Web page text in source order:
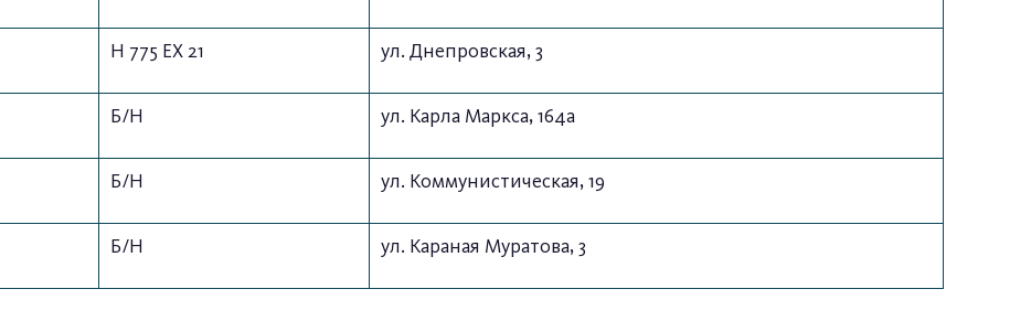
Н 775 ЕХ 21 ул. Днепровская, 3
Б/Н ул. Карла Маркса, 164а
Б/Н ул. Коммунистическая, 19
Б/Н ул. Караная Муратова, 3